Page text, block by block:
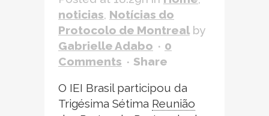
noticias, Notícias do
Protocolo de Montreal by
Gabrielle Adabo
0
Comments
Share
O IEI Brasil participou da
Trigésima Sétima Reunião